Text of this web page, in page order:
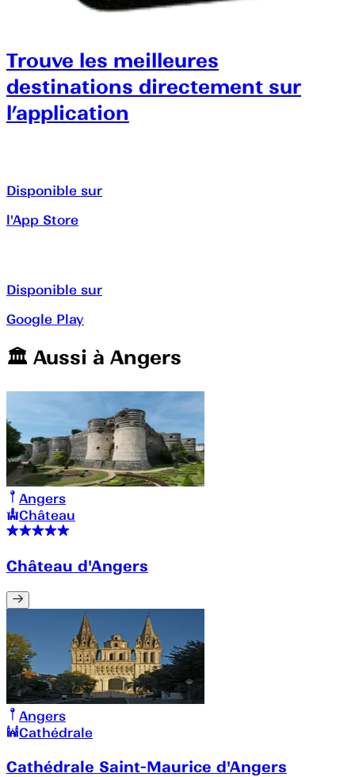
Trouve les meilleures
destinations directement sur
l’application
Disponible sur
l'App Store
Disponible sur
Google Play
🏛️️ Aussi à Angers
Angers
Château
Château d'Angers
Angers
Cathédrale
Cathédrale Saint-Maurice d'Angers